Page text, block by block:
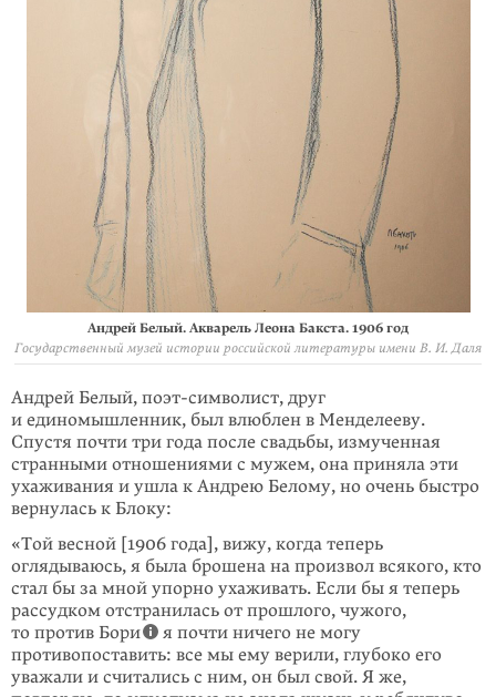
Андрей Белый. Акварель Леона Бакста. 1906 год
Государственный музей истории российской литературы имени В. И. Даля
Андрей Белый, поэт-символист, друг
и единомышленник, был влюблен в Менделееву.
Спустя почти три года после свадьбы, измученная
странными отношениями с мужем, она приняла эти
ухаживания и ушла к Андрею Белому, но очень быстро
вернулась к Блоку:
«Той весной [1906 года], вижу, когда теперь
оглядываюсь, я была брошена на произвол всякого, кто
стал бы за мной упорно ухаживать. Если бы я теперь
рассудком отстранилась от прошлого, чужого,
то против Бори
я почти ничего не могу
противопоставить: все мы ему верили, глубоко его
уважали и считались с ним, он был свой. Я же,